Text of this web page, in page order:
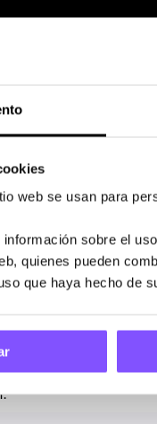
web se usan para
sobre el
quienes pueden
que haya hecho de
con el más nuevo
que pueda
esta actualización.